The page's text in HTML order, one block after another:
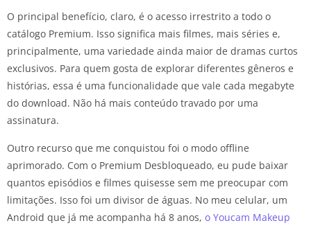
O principal benefício, claro, é o acesso irrestrito a todo o
catálogo Premium. Isso significa mais filmes, mais séries e,
principalmente, uma variedade ainda maior de dramas curtos
exclusivos. Para quem gosta de explorar diferentes gêneros e
histórias, essa é uma funcionalidade que vale cada megabyte
do download. Não há mais conteúdo travado por uma
assinatura.
Outro recurso que me conquistou foi o modo offline
aprimorado. Com o Premium Desbloqueado, eu pude baixar
quantos episódios e filmes quisesse sem me preocupar com
limitações. Isso foi um divisor de águas. No meu celular, um
Android que já me acompanha há 8 anos, o Youcam Makeup